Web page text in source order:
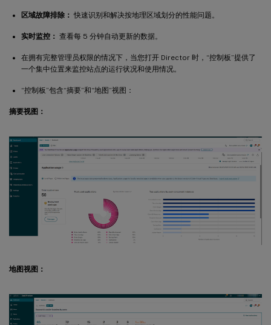
区域故障排除： 快速识别和解决按地理区域划分的性能问题。
实时监控： 查看每 5 分钟自动更新的数据。
在拥有完整管理员权限的情况下，当您打开 Director 时，“控制板”提供了
一个集中位置来监控站点的运行状况和使用情况。
“控制板”包含“摘要”和“地图”视图：
摘要视图：
地图视图：